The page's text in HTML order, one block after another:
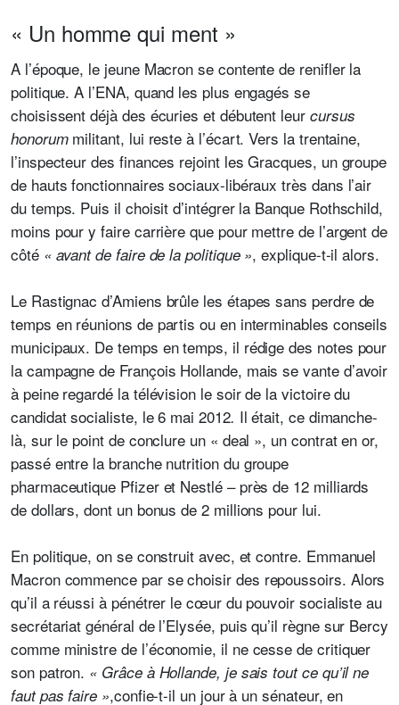
« Un homme qui ment »
A l’époque, le jeune Macron se contente de renifler la
politique. A l’ENA, quand les plus engagés se
choisissent déjà des écuries et débutent leur cursus
honorummilitant, lui reste à l’écart. Vers la trentaine,
l’inspecteur des finances rejoint les Gracques, un groupe
de hauts fonctionnaires sociaux-libéraux très dans l’air
du temps. Puis il choisit d’intégrer la Banque Rothschild,
moins pour y faire carrière que pour mettre de l’argent de
côté « avant de faire de la politique », explique-t-il alors.
Le Rastignac d’Amiens brûle les étapes sans perdre de
temps en réunions de partis ou en interminables conseils
municipaux. De temps en temps, il rédige des notes pour
la campagne de François Hollande, mais se vante d’avoir
à peine regardé la télévision le soir de la victoire du
candidat socialiste, le 6 mai 2012. Il était, ce dimanche-
là, sur le point de conclure un « deal », un contrat en or,
passé entre la branche nutrition du groupe
pharmaceutique Pfizer et Nestlé – près de 12 milliards
de dollars, dont un bonus de 2 millions pour lui.
En politique, on se construit avec, et contre. Emmanuel
Macron commence par se choisir des repoussoirs. Alors
qu’il a réussi à pénétrer le cœur du pouvoir socialiste au
secrétariat général de l’Elysée, puis qu’il règne sur Bercy
comme ministre de l’économie, il ne cesse de critiquer
son patron. « Grâce à Hollande, je sais tout ce qu’il ne
faut pas faire »,confie-t-il un jour à un sénateur, en